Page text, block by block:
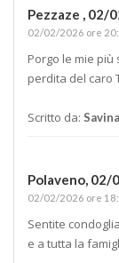
Pezzaze , 02/
02/02/2026 ore
Porgo le mie
perdita del caro
Scritto da:
Polaveno, 02/
02/02/2026 ore
Sentite
e a tutta la